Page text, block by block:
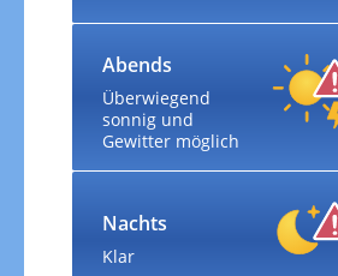
Abends
Überwiegend
sonnig und
Gewitter möglich
Nachts
Klar